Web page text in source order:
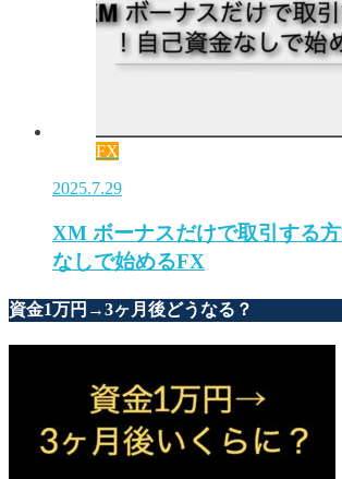
FX
2025.7.29
XM ボーナスだけで取引する
なしで始めるFX
資金1万円→3ヶ月後どうなる？